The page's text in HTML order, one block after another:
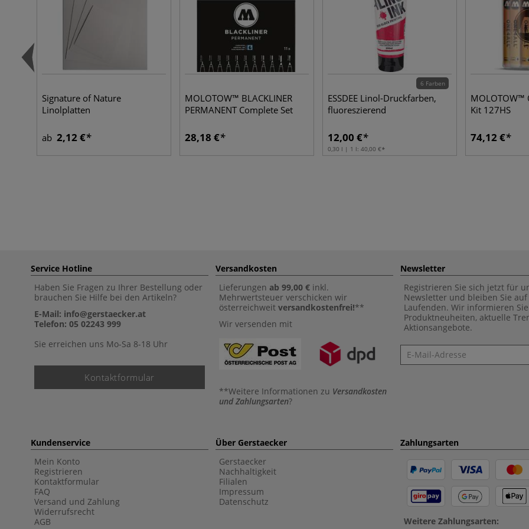
Signature of Nature
Linolplatten
ab 2,12 €
MOLOTOW™ BLACKLINER
PERMANENT Complete Set
28,18 €
6 Farben
ESSDEE Linol-Druckfarben,
fluoreszierend
12,00 €
0,30 l | 1 l: 40,00 €
MOLOTOW™
Kit 127HS
74,12 €
Service Hotline
Haben Sie Fragen zu Ihrer Bestellung oder
brauchen Sie Hilfe bei den Artikeln?
E-Mail: info@gerstaecker.at
Telefon: 05 02243 999
Sie erreichen uns Mo-Sa 8-18 Uhr
Kontaktformular
Versandkosten
Lieferungen ab 99,00 € inkl.
Mehrwertsteuer verschicken wir
österreichweit versandkostenfrei!**
Wir versenden mit
**Weitere Informationen zu Versandkosten
und Zahlungsarten?
Newsletter
Registrieren Sie sich jetzt für
Newsletter und bleiben Sie auf
Laufenden. Wir informieren
Produktneuheiten, aktuelle
Aktionsangebote.
Newsletter
Kundenservice
Mein Konto
Registrieren
Kontaktformular
FAQ
Versand und Zahlung
Widerrufsrecht
AGB
Über Gerstaecker
Gerstaecker
Nachhaltigkeit
Filialen
Impressum
Datenschutz
Zahlungsarten
Weitere Zahlungsarten: